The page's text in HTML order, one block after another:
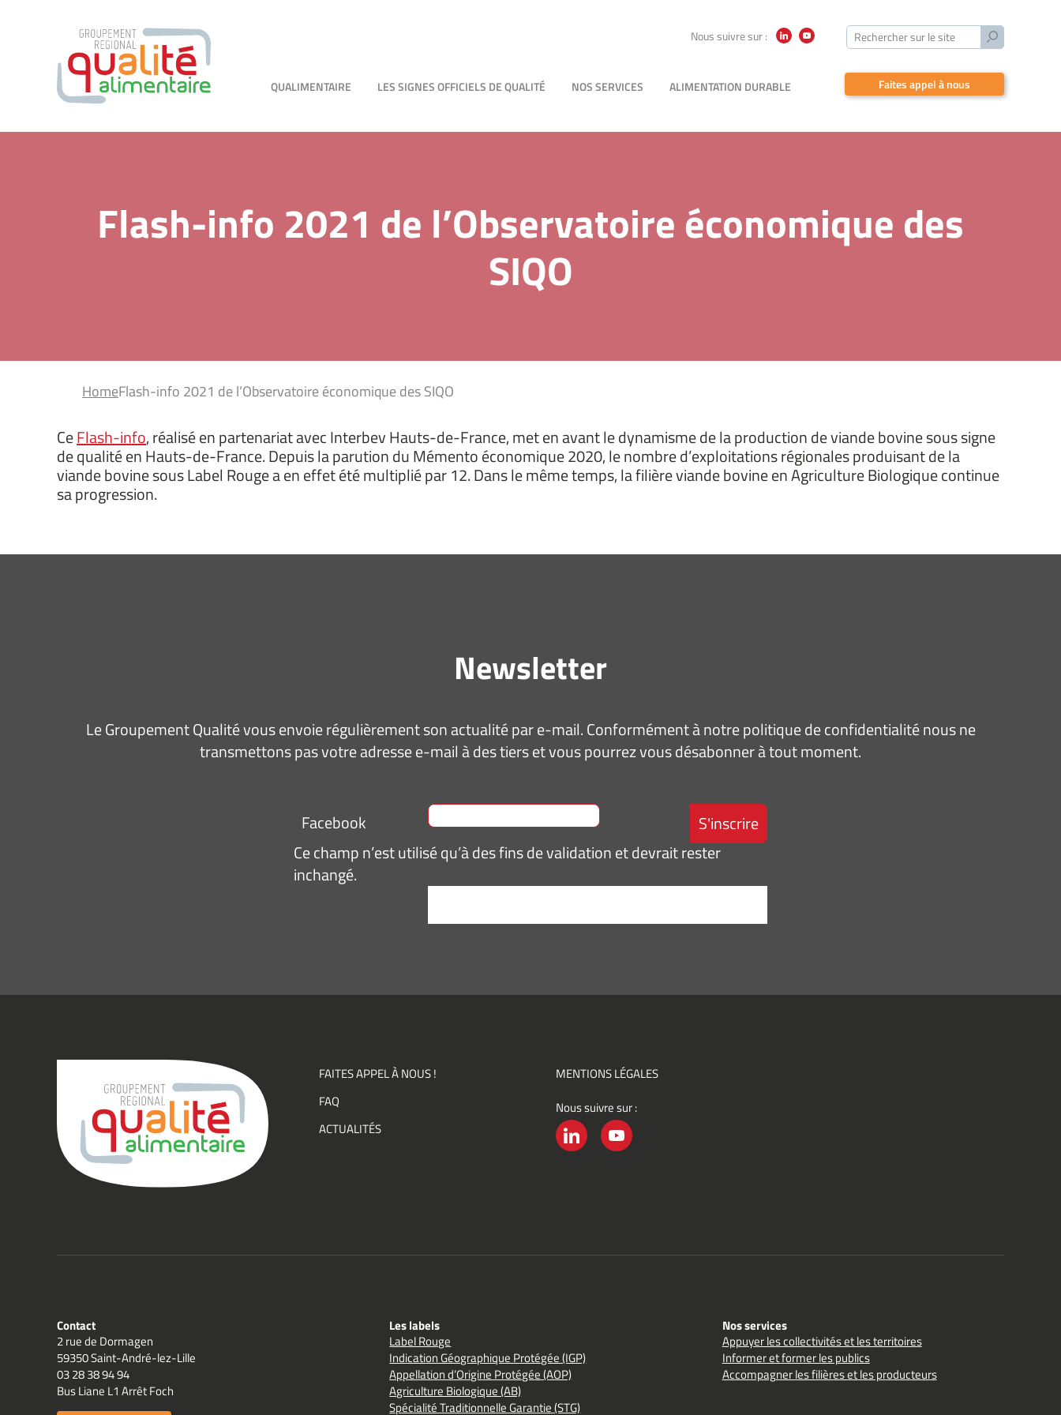
Nous suivre sur :
Rechercher sur le site
Lancer
recherche
QUALIMENTAIRE LES SIGNES OFFICIELS DE QUALITÉ NOS SERVICES ALIMENTATION DURABLE Faites appel à nous
Flash-info 2021 de l’Observatoire économique des
SIQO
HomeFlash-info 2021 de l’Observatoire économique des SIQO
CeFlash-info, réalisé en partenariat avec Interbev Hauts-de-France, met en avant le dynamisme de la production de viande bovine sous signe
de qualité en Hauts-de-France. Depuis la parution duMémento économique 2020, le nombre d’exploitations régionales produisant de la
viande bovine sous Label Rouge a en effet été multiplié par 12. Dans le même temps, la filière viande bovine en Agriculture Biologique continue
sa progression.
Newsletter
Le Groupement Qualité vous envoie régulièrement son actualité par e-mail. Conformément à notre politique de confidentialité nous ne
transmettons pas votre adresse e-mail à des tiers et vous pourrez vous désabonner à tout moment.
Facebook
Ce champ n’est utilisé qu’à des fins de validation et devrait rester
inchangé.
recevoir des
événements)
Groupement
Qualité
FAITES APPEL À NOUS !
FAQ
ACTUALITÉS
MENTIONS LÉGALES
Nous suivre sur :
Contact
2 rue de Dormagen
59350 Saint-André-lez-Lille
03 28 38 94 94
Bus Liane L1 Arrêt Foch
Les labels
Label Rouge
Indication Géographique Protégée (IGP)
Appellation d’Origine Protégée (AOP)
Agriculture Biologique (AB)
Spécialité Traditionnelle Garantie (STG)
Nos services
Appuyer les collectivités et les territoires
Informer et former les publics
Accompagner les filières et les producteurs